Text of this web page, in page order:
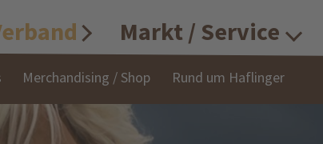
Markt / Service
Merchandising / Shop Rund um Haflinger